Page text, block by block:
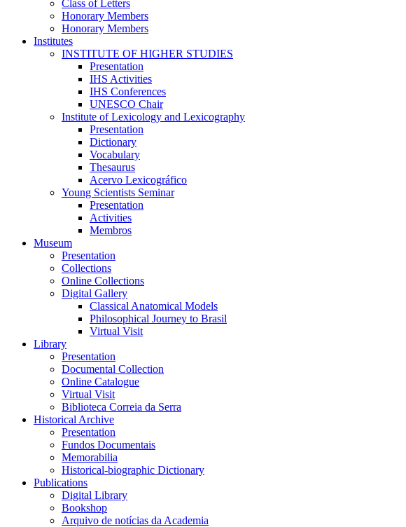
Class of Letters
Honorary Members
Honorary Members
Institutes
INSTITUTE OF HIGHER STUDIES
Presentation
IHS Activities
IHS Conferences
UNESCO Chair
Institute of Lexicology and Lexicography
Presentation
Dictionary
Vocabulary
Thesaurus
Acervo Lexicográfico
Young Scientists Seminar
Presentation
Activities
Membros
Museum
Presentation
Collections
Online Collections
Digital Gallery
Classical Anatomical Models
Philosophical Journey to Brasil
Virtual Visit
Library
Presentation
Documental Collection
Online Catalogue
Virtual Visit
Biblioteca Correia da Serra
Historical Archive
Presentation
Fundos Documentais
Memorabilia
Historical-biographic Dictionary
Publications
Digital Library
Bookshop
Arquivo de notícias da Academia